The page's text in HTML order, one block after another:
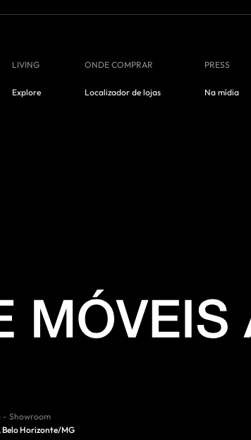
LIVING
Explore
ONDE COMPRAR
Localizador de lojas
PRESS
Na mídia
- Showroom
,Belo Horizonte/MG